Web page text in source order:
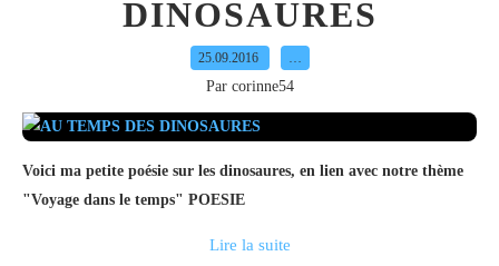
DINOSAURES
25.09.2016 …
Par corinne54
Voici ma petite poésie sur les dinosaures, en lien avec notre thème
"Voyage dans le temps" POESIE
Lire la suite